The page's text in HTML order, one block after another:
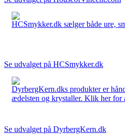
HCSmykker.dk sælger både ure,
Se udvalget på HCSmykker.dk
DyrbergKern.dks produkter er
ædelsten og krystaller. Klik her for
Se udvalget på DyrbergKern.dk